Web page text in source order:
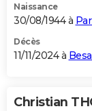
Naissance
30/08/1944 à
Décès
11/11/2024 à
Christian